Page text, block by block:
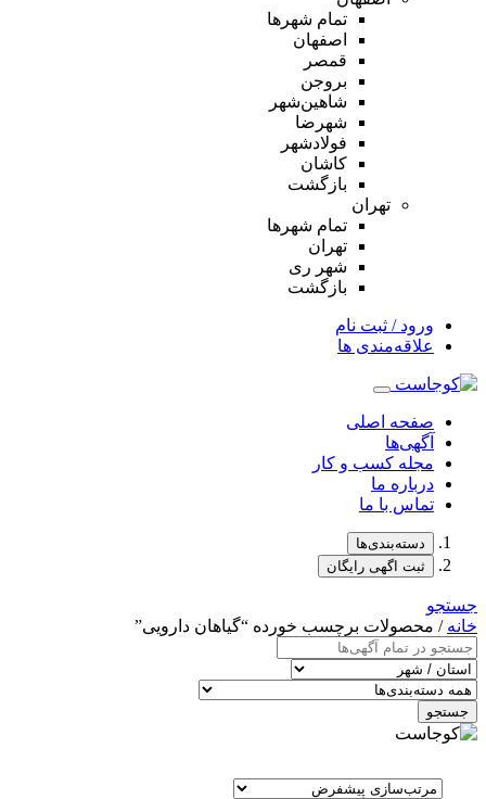
تمام شهر‌ها
اصفهان
قمصر
بروجن
شاهین‌شهر
شهرضا
فولادشهر
کاشان
بازگشت
تهران
تمام شهر‌ها
تهران
شهر ری
بازگشت
ورود / ثبت نام
علاقه‌مندی ها
صفحه اصلی
آگهی‌ها
مجله کسب و کار
درباره ما
تماس با ما
دسته‌بندی‌ها
ثبت اگهی رایگان
جستجو
خانه / محصولات برچسب خورده “گیاهان دارویی”
جستجو